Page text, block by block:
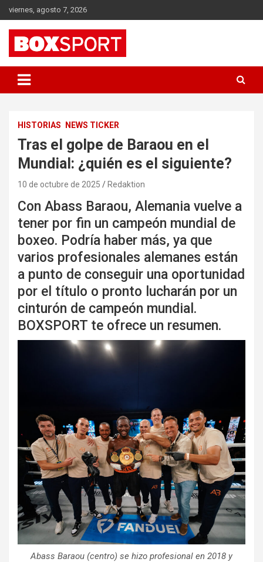
Skip
to
content
viernes, agosto 7, 2026
BOXSPORT
HISTORIAS NEWS TICKER
Tras el golpe de Baraou en el
Mundial: ¿quién es el siguiente?
10 de octubre de 2025 Redaktion
Con Abass Baraou, Alemania vuelve a
tener por fin un campeón mundial de
boxeo. Podría haber más, ya que
varios profesionales alemanes están
a punto de conseguir una oportunidad
por el título o pronto lucharán por un
cinturón de campeón mundial.
BOXSPORT te ofrece un resumen.
Abass Baraou (centro) se hizo profesional en 2018 y